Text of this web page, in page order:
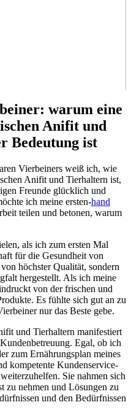
⁢warum eine
Anifit und
Bedeutung ist
⁢Vierbeiners weiß⁣ ich, wie
Anifit und Tierhaltern ist,
Freunde ⁣glücklich und
⁣ich ⁣meine ersten-hand
teilen und betonen,⁢ warum
⁣als ich zum ersten Mal
für die Gesundheit von
höchster Qualität, ⁤sondern
hergestellt. Als ‍ich meine
von der frischen und
Es fühlte ⁤sich gut an zu
nur⁤ das ⁣Beste gebe.
und Tierhaltern manifestiert
Egal, ob ich
zum Ernährungsplan meines
kompetente Kundenservice-
Sie​ nahmen sich
⁢zu nehmen⁢ und Lösungen zu⁤
⁢und den Bedürfnissen